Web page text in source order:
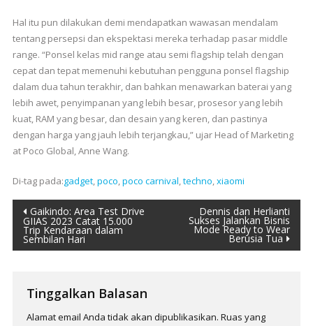
Hal itu pun dilakukan demi mendapatkan wawasan mendalam
tentang persepsi dan ekspektasi mereka terhadap pasar middle
range. “Ponsel kelas mid range atau semi flagship telah dengan
cepat dan tepat memenuhi kebutuhan pengguna ponsel flagship
dalam dua tahun terakhir, dan bahkan menawarkan baterai yang
lebih awet, penyimpanan yang lebih besar, prosesor yang lebih
kuat, RAM yang besar, dan desain yang keren, dan pastinya
dengan harga yang jauh lebih terjangkau,” ujar Head of Marketing
at Poco Global, Anne Wang.
Di-tag pada:gadget,poco,poco carnival,techno,xiaomi
Navigasi
pos
Gaikindo: Area Test Drive
GIIAS 2023 Catat 15.000
Trip Kendaraan dalam
Sembilan Hari
Dennis dan Herlianti
Sukses Jalankan Bisnis
Mode Ready to Wear
Berusia Tua
Tinggalkan Balasan
Alamat email Anda tidak akan dipublikasikan. Ruas yang